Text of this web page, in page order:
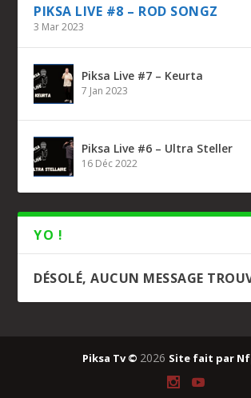
PIKSA LIVE #8 – ROD SONGZ
3 Mar 2023
Piksa Live #7 – Keurta
7 Jan 2023
Piksa Live #6 – Ultra Steller
16 Déc 2022
YO !
DÉSOLÉ, AUCUN MESSAGE
Piksa Tv © 2026 Site fait par